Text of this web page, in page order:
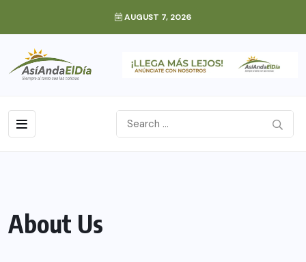
AUGUST 7, 2026
About Us